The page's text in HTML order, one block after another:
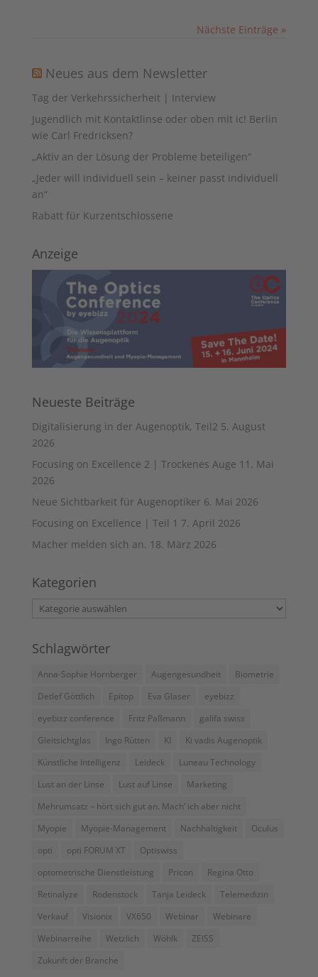
Nächste Einträge »
Neues aus dem Newsletter
Tag der Verkehrssicherheit | Interview
Jugendlich mit Kontaktlinse oder oben mit ic! Berlin
wie Carl Fredricksen?
„Aktiv an der Lösung der Probleme beteiligen“
„Jeder will individuell sein – keiner passt individuell
an“
Rabatt für Kurzentschlossene
Anzeige
Neueste Beiträge
Digitalisierung in der Augenoptik, Teil2 5. August
2026
Focusing on Excellence 2 | Trockenes Auge 11. Mai
2026
Neue Sichtbarkeit für Augenoptiker 6. Mai 2026
Focusing on Excellence | Teil 1 7. April 2026
Macher melden sich an. 18. März 2026
Kategorien
Kategorien
Schlagwörter
Anna-Sophie Hornberger Augengesundheit
Biometrie
Detlef Göttlich
Epitop Eva Glaser
eyebizz
eyebizz conference
Fritz Paßmann
galifa swiss
Gleitsichtglas
Ingo Rütten KI
Ki vadis Augenoptik
Künstliche Intelligenz
Leideck
Luneau Technology
Lust an der Linse
Lust auf Linse
Marketing
Mehrumsatz – hört sich gut an. Mach’ ich aber nicht
Myopie
Myopie-Management Nachhaltigkeit
Oculus
opti
opti FORUM XT
Optiswiss
optometrische Dienstleistung
Pricon
Regina Otto
Retinalyze
Rodenstock Tanja Leideck
Telemedizin
Verkauf
Visionix VX650 Webinar
Webinare
Webinarreihe
Wetzlich Wöhlk
ZEISS
Zukunft der Branche